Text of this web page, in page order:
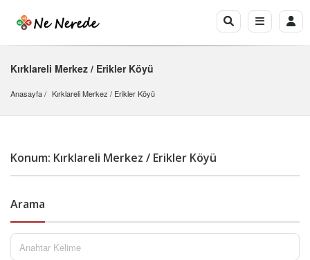
Kırklareli Merkez / Erikler Köyü
Anasayfa Kırklareli Merkez / Erikler Köyü
Konum: Kırklareli Merkez / Erikler Köyü
Arama